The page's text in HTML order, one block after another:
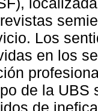
Los
en los
de la UBS
de